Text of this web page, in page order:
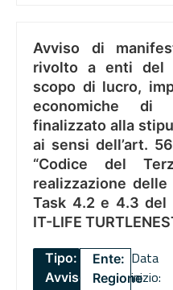
Avviso di
rivolto a enti del
scopo di lucro,
economiche di
finalizzato alla
ai sensi dell’art.
“Codice del
realizzazione
Task 4.2 e 4.3 del
IT-LIFE
Tipo:
Avviso
Ente:
Regione
Data
inizio: